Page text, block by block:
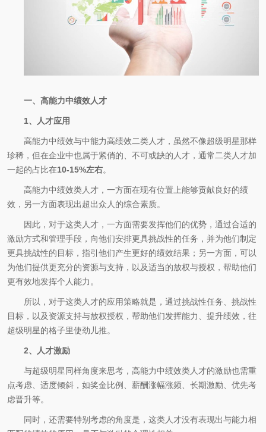
一、高能力中绩效人才
1、人才应用
高能力中绩效与中能力高绩效二类人才，虽然不像超级明星那样
珍稀，但在企业中也属于紧俏的、不可或缺的人才，通常二类人才加
一起的占比在10-15%左右。
高能力中绩效类人才，一方面在现有位置上能够贡献良好的绩
效，另一方面表现出超出众人的综合素质。
因此，对于这类人才，一方面需要发挥他们的优势，通过合适的
激励方式和管理手段，向他们安排更具挑战性的任务，并为他们制定
更具挑战性的目标，指引他们产生更好的绩效结果；另一方面，可以
为他们提供更充分的资源与支持，以及适当的放权与授权，帮助他们
更有效地发挥个人能力。
所以，对于这类人才的应用策略就是，通过挑战性任务、挑战性
目标，以及资源支持与放权授权，帮助他们发挥能力、提升绩效，往
超级明星的格子里使劲儿推。
2、人才激励
与超级明星同样角度来思考，高能力中绩效类人才的激励也需重
点考虑、适度倾斜，如奖金比例、薪酬涨幅涨频、长期激励、优先考
虑晋升等。
同时，还需要特别考虑的角度是，这类人才没有表现出与能力相